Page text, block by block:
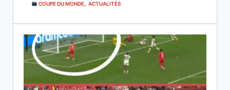
COUPE DU MONDE ACTUALITÉS